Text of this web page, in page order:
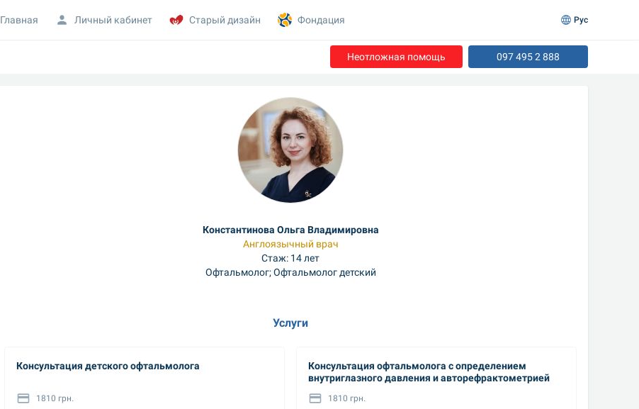
Неотложная помощь 097 495 2 888
Константинова Ольга Владимировна
Англоязычный врач
Стаж: 14 лет
Офтальмолог; Офтальмолог детский
Услуги
Консультация детского офтальмолога
1810 грн.
Консультация офтальмолога с определением
внутриглазного давления и авторефрактометрией
1810 грн.
Главная Личный кабинет Старый дизайн Фондация Рус